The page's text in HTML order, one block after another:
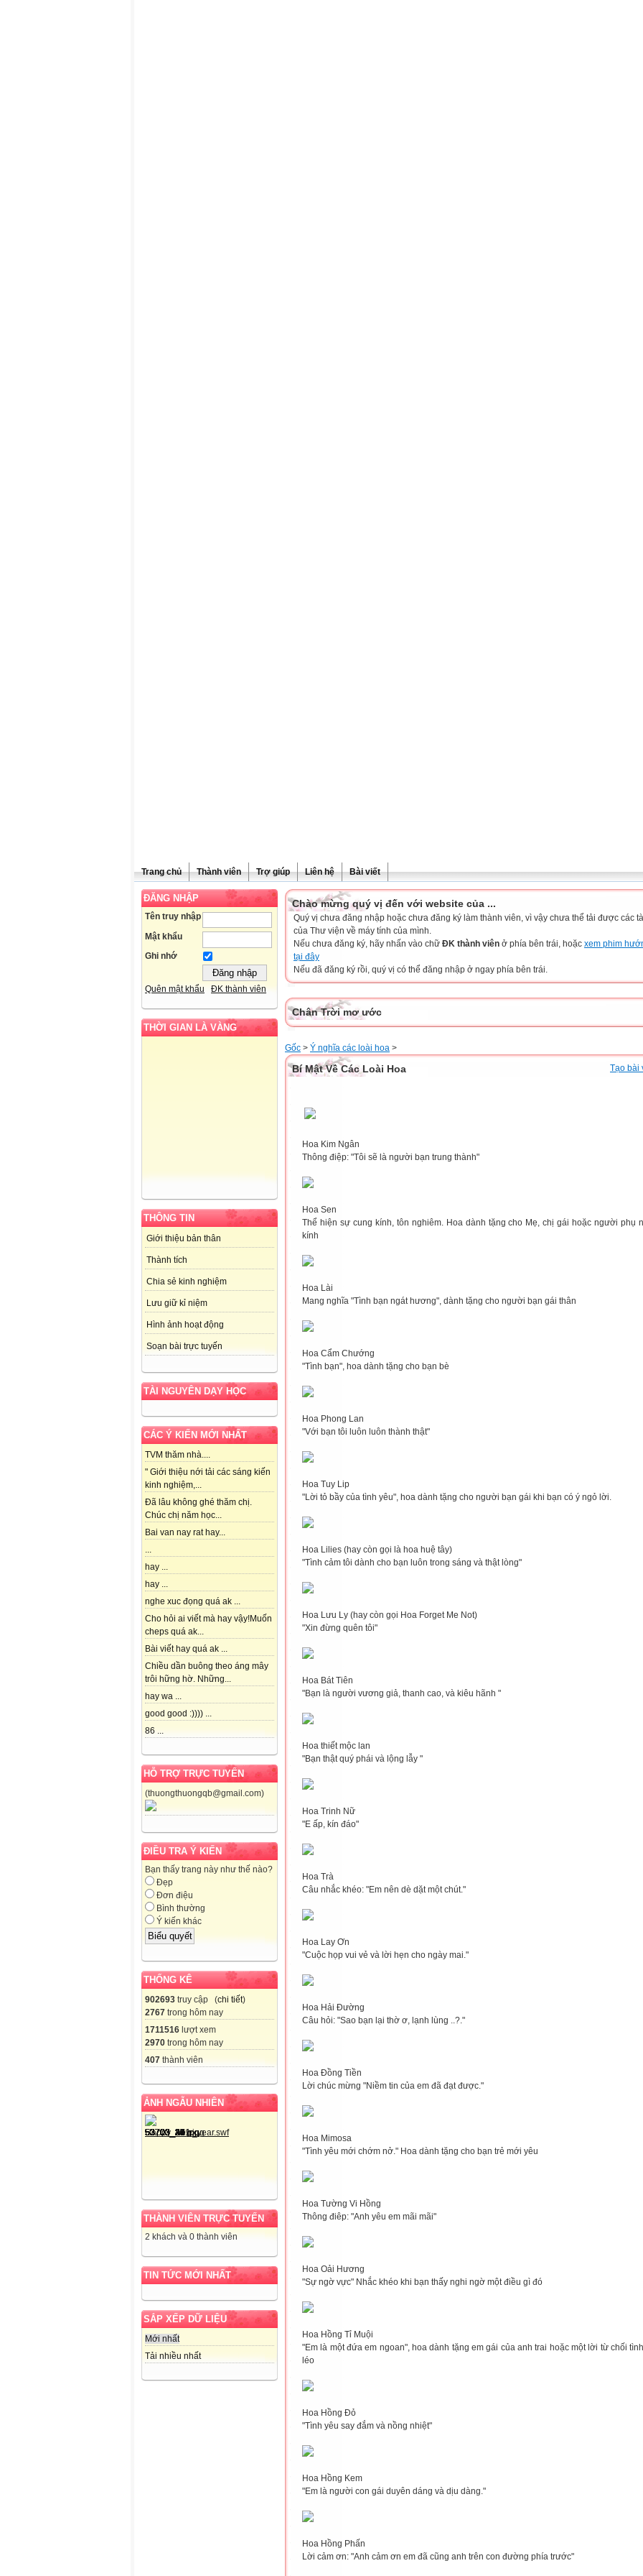
Trang chủ Thành viên Trợ giúp Liên hệ Bài viết
ĐĂNG NHẬP
Tên truy nhập
Mật khẩu
Ghi nhớ
Quên mật khẩu ĐK thành viên
THỜI GIAN LÀ VÀNG
THÔNG TIN
Giới thiệu bản thân
Thành tích
Chia sẻ kinh nghiệm
Lưu giữ kỉ niệm
Hình ảnh hoạt động
Soạn bài trực tuyến
TÀI NGUYÊN DẠY HỌC
CÁC Ý KIẾN MỚI NHẤT
TVM thăm nhà....
" Giới thiệu nới tải các sáng kiến
kinh nghiệm,...
Đã lâu không ghé thăm chị.
Chúc chị năm học...
Bai van nay rat hay...
...
hay ...
hay ...
nghe xuc đọng quá ak ...
Cho hỏi ai viết mà hay vậy!Muốn
cheps quá ak...
Bài viết hay quá ak ...
Chiều dần buông theo áng mây
trôi hững hờ. Những...
hay wa ...
good good :)))) ...
86 ...
HỖ TRỢ TRỰC TUYẾN
(thuongthuongqb@gmail.com)
ĐIỀU TRA Ý KIẾN
Bạn thấy trang này như thế nào?
Đẹp
Đơn điệu
Bình thường
Ý kiến khác
THỐNG KÊ
902693 truy cập (chi tiết)
2767 trong hôm nay
1711516 lượt xem
2970 trong hôm nay
407 thành viên
ẢNH NGẪU NHIÊN
THÀNH VIÊN TRỰC TUYẾN
2 khách và 0 thành viên
TIN TỨC MỚI NHẤT
SẮP XẾP DỮ LIỆU
Mới nhất
Tải nhiều nhất
Chào mừng quý vị đến với website của ...
Quý vị chưa đăng nhập hoặc chưa đăng ký làm thành viên, vì vậy chưa thể tải được các
của Thư viện về máy tính của mình.
Nếu chưa đăng ký, hãy nhấn vào chữ ĐK thành viên ở phía bên trái, hoặc xem phim
tại đây
Nếu đã đăng ký rồi, quý vị có thể đăng nhập ở ngay phía bên trái.
Chân Trời mơ ước
Gốc > Ý nghĩa các loài hoa >
Tạo bài
Bí Mật Về Các Loài Hoa
Hoa Kim Ngân
Thông điệp: "Tôi sẽ là người bạn trung thành"
Hoa Sen
Thể hiện sự cung kính, tôn nghiêm. Hoa dành tặng cho Mẹ, chị gái hoặc người phụ
kính
Hoa Lài
Mang nghĩa "Tình bạn ngát hương", dành tặng cho người bạn gái thân
Hoa Cẩm Chướng
"Tình bạn", hoa dành tặng cho bạn bè
Hoa Phong Lan
"Với bạn tôi luôn luôn thành thật"
Hoa Tuy Lip
"Lời tỏ bầy của tình yêu", hoa dành tặng cho người bạn gái khi bạn có ý ngỏ lời.
Hoa Lilies (hay còn gọi là hoa huệ tây)
"Tình cảm tôi dành cho bạn luôn trong sáng và thật lòng"
Hoa Lưu Ly (hay còn gọi Hoa Forget Me Not)
"Xin đừng quên tôi"
Hoa Bát Tiên
"Bạn là người vương giả, thanh cao, và kiêu hãnh "
Hoa thiết mộc lan
"Bạn thật quý phái và lộng lẫy "
Hoa Trinh Nữ
"E ấp, kín đáo"
Hoa Trà
Câu nhắc khéo: "Em nên dè dặt một chút."
Hoa Lay Ơn
"Cuộc họp vui vẻ và lời hẹn cho ngày mai."
Hoa Hải Đường
Câu hỏi: "Sao bạn lại thờ ơ, lạnh lùng ..?."
Hoa Đồng Tiền
Lời chúc mừng "Niềm tin của em đã đạt được."
Hoa Mimosa
"Tình yêu mới chớm nở." Hoa dành tặng cho bạn trẻ mới yêu
Hoa Tường Vi Hồng
Thông điêp: "Anh yêu em mãi mãi"
Hoa Oải Hương
"Sự ngờ vực" Nhắc khéo khi bạn thấy nghi ngờ một điều gì đó
Hoa Hồng Tỉ Muội
"Em là một đứa em ngoan", hoa dành tặng em gái của anh trai hoặc một lời từ chối
léo
Hoa Hồng Đỏ
"Tình yêu say đắm và nồng nhiệt"
Hoa Hồng Kem
"Em là người con gái duyên dáng và dịu dàng."
Hoa Hồng Phấn
Lời cảm ơn: "Anh cảm ơn em đã cũng anh trên con đường phía trước"